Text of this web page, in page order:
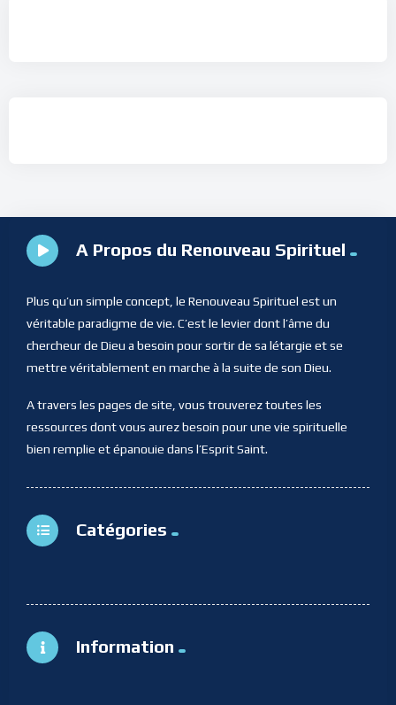
A Propos du Renouveau Spirituel
Plus qu’un simple concept, le Renouveau Spirituel est un
véritable paradigme de vie. C’est le levier dont l’âme du
chercheur de Dieu a besoin pour sortir de sa létargie et se
mettre véritablement en marche à la suite de son Dieu.
A travers les pages de site, vous trouverez toutes les
ressources dont vous aurez besoin pour une vie spirituelle
bien remplie et épanouie dans l’Esprit Saint.
Catégories
Information